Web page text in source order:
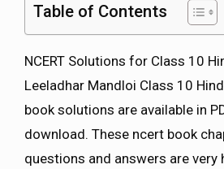
Table of Contents
NCERT Solutions for Class 10
Leeladhar Mandloi Class 10
book solutions are available in
download. These ncert book
questions and answers are very